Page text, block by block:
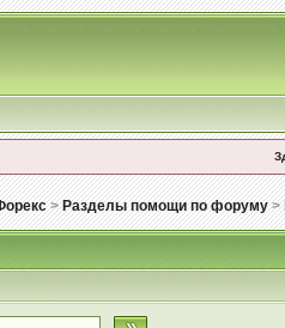
>Разделы помощи по форуму>